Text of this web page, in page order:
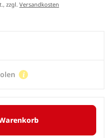
zzgl. Versandkosten